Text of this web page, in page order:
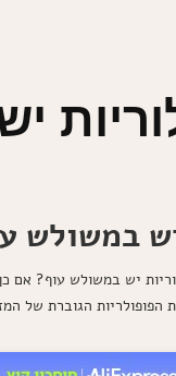
במשולש
יש במשולש עוף? אם
הפופולריות הגוברת של